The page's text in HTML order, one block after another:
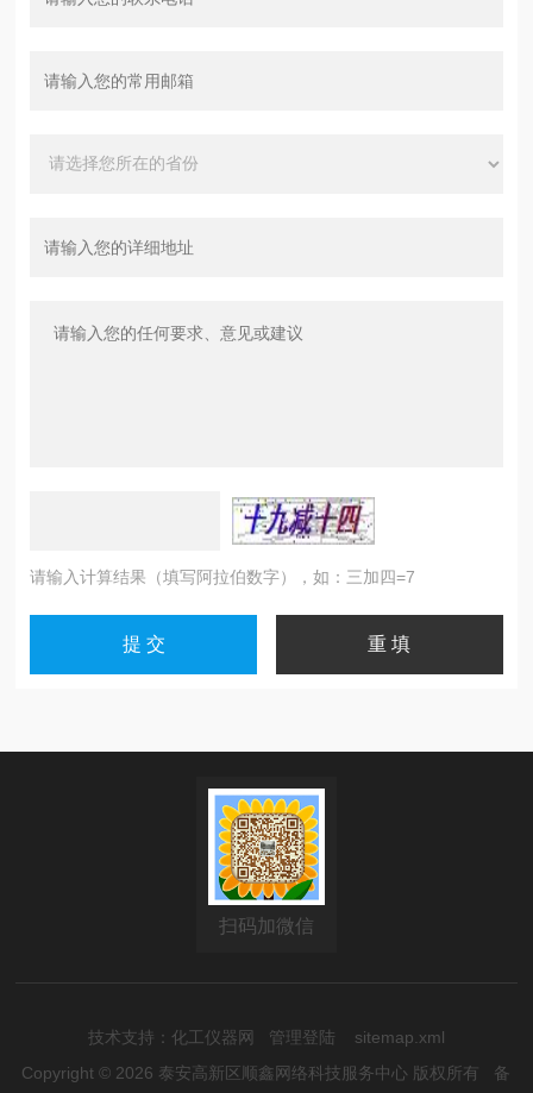
请输入计算结果（填写阿拉伯数字），如：三加四=7
扫码加微信
技术支持： 化工仪器网 管理登陆
sitemap.xml
Copyright © 2026 泰安高新区顺鑫网络科技服务中心 版权所有 备